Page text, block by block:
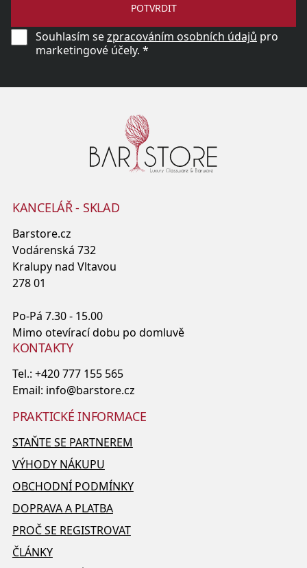
POTVRDIT
Souhlasím sezpracováním osobních údajů pro
marketingové účely. *
KANCELÁŘ - SKLAD
Barstore.cz
Vodárenská 732
Kralupy nad Vltavou
278 01
Po-Pá 7.30 - 15.00
Mimo otevírací dobu po domluvě
KONTAKTY
Tel.: +420 777 155 565
Email: info@barstore.cz
PRAKTICKÉ INFORMACE
STAŇTE SE PARTNEREM
VÝHODY NÁKUPU
OBCHODNÍ PODMÍNKY
DOPRAVA A PLATBA
PROČ SE REGISTROVAT
ČLÁNKY